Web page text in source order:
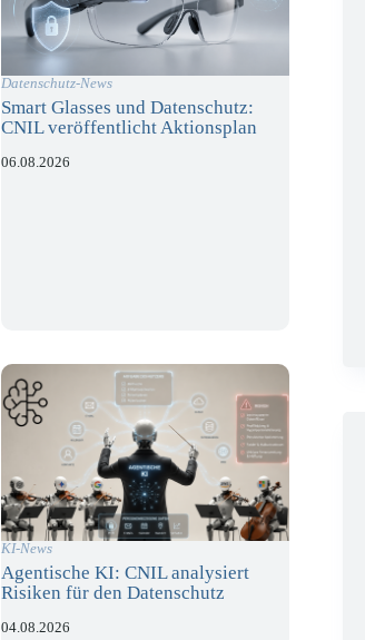
Datenschutz-News
Smart Glasses und Datenschutz:
CNIL veröffentlicht Aktionsplan
06.08.2026
KI-News
Agentische KI: CNIL analysiert
Risiken für den Datenschutz
04.08.2026